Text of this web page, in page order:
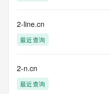
2-line.cn
最近查询
2-n.cn
最近查询